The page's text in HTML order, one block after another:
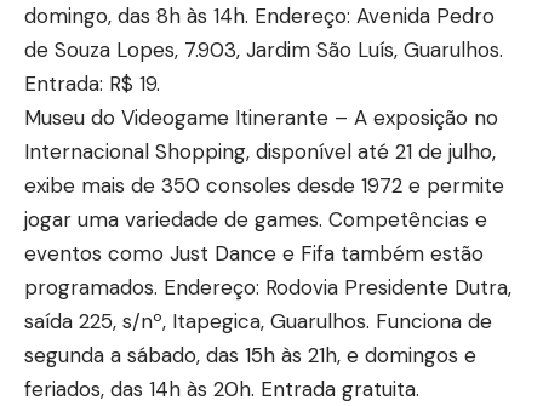
domingo, das 8h às 14h. Endereço: Avenida Pedro
de Souza Lopes, 7.903, Jardim São Luís, Guarulhos.
Entrada: R$ 19.
Museu do Videogame Itinerante – A exposição no
Internacional Shopping, disponível até 21 de julho,
exibe mais de 350 consoles desde 1972 e permite
jogar uma variedade de games. Competências e
eventos como Just Dance e Fifa também estão
programados. Endereço: Rodovia Presidente Dutra,
saída 225, s/nº, Itapegica, Guarulhos. Funciona de
segunda a sábado, das 15h às 21h, e domingos e
feriados, das 14h às 20h. Entrada gratuita.